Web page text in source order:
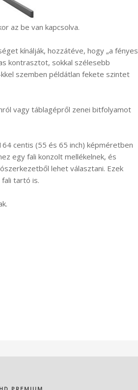
az be van kapcsolva.
kínálják, hozzátéve, hogy „a fényes
kontrasztot, sokkal szélesebb
szemben példátlan fekete szintet
vagy táblagépről zenei bitfolyamot
centis (55 és 65 inch) képméretben
egy fali konzolt mellékelnek, és
lehet választani. Ezek
tartó is.